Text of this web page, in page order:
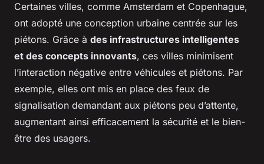
Certaines villes, comme Amsterdam et Copenhague,
ont adopté une conception urbaine centrée sur les
piétons. Grâce à des infrastructures intelligentes
et des concepts innovants, ces villes minimisent
l’interaction négative entre véhicules et piétons. Par
exemple, elles ont mis en place des feux de
signalisation demandant aux piétons peu d’attente,
augmentant ainsi efficacement la sécurité et le bien-
être des usagers.